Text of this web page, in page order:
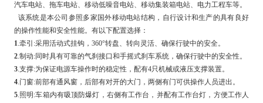
汽车电站、拖车电站、移动低噪音电站、移动集装箱电站、电力工程车等。
该系统是本公司参照多家国外移动电站结构，自行设计和生产的具有良好
的操作性能和安全性能。有以下配置选择：
1.牵引:采用活动式挂钩，360°转盘、转向灵活、确保行驶中的安全。
2.制动:同时具有可靠的气刹接口和手摇式刹车系统，确保行驶中的安全性。
3.支撑:为保证电源车操作时的稳定性，配有4只机械或液压支撑装置。
4.门窗:前部有通风窗，后部有对开的大门，两侧有门可供操作人员进出。
5.照明:车箱内有吸顶防爆灯，右侧有工作台，并配有工作台灯，方便工作人